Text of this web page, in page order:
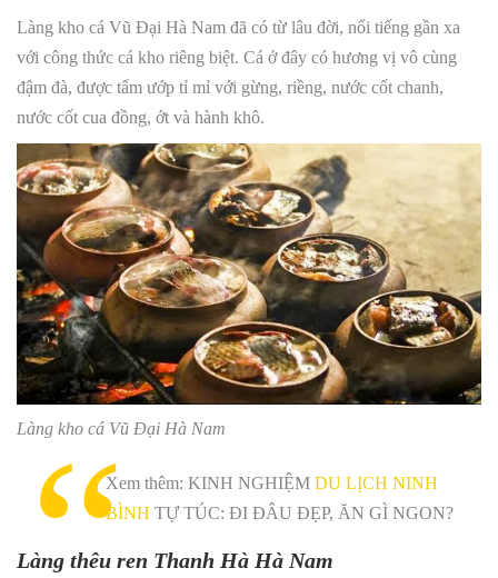
Làng kho cá Vũ Đại Hà Nam đã có từ lâu đời, nổi tiếng gần xa
với công thức cá kho riêng biệt. Cá ở đây có hương vị vô cùng
đậm đà, được tẩm ướp tỉ mỉ với gừng, riềng, nước cốt chanh,
nước cốt cua đồng, ớt và hành khô.
Làng kho cá Vũ Đại Hà Nam
Xem thêm: KINH NGHIỆM DU LỊCH NINH
BÌNH TỰ TÚC: ĐI ĐÂU ĐẸP, ĂN GÌ NGON?
Làng thêu ren Thanh Hà Hà Nam